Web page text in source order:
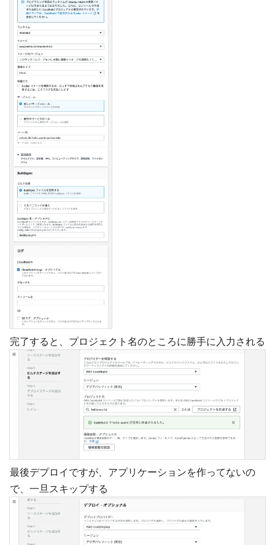
完了すると、プロジェクト名のところに勝手に入力される
最後デプロイですが、アプリケーションを作ってないの
で、一旦スキップする